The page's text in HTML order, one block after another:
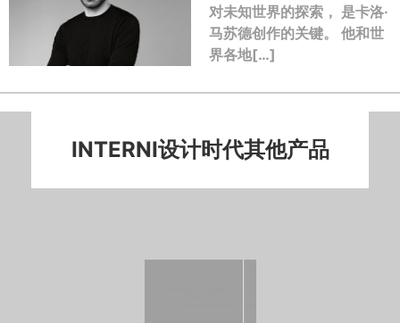
对未知世界的探索， 是卡洛·
马苏德创作的关键。 他和世
界各地[…]
INTERNI设计时代其他产品